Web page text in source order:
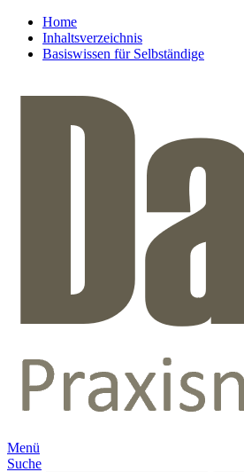
Home
Inhaltsverzeichnis
Basiswissen für Selbständige
Menü
Suche